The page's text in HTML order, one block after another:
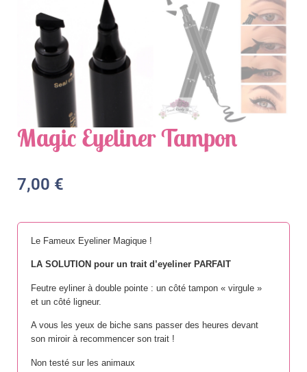
Magic Eyeliner Tampon
7,00 €
Le Fameux Eyeliner Magique !
LA SOLUTION pour un trait d’eyeliner PARFAIT
Feutre eyliner à double pointe : un côté tampon « virgule »
et un côté ligneur.
A vous les yeux de biche sans passer des heures devant
son miroir à recommencer son trait !
Non testé sur les animaux